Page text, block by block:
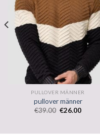
PULLOVER MÄNNER
pullover männer
€39.00 €26.00